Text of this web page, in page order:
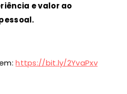
e valor ao
https://bit.ly/2YvaPxv